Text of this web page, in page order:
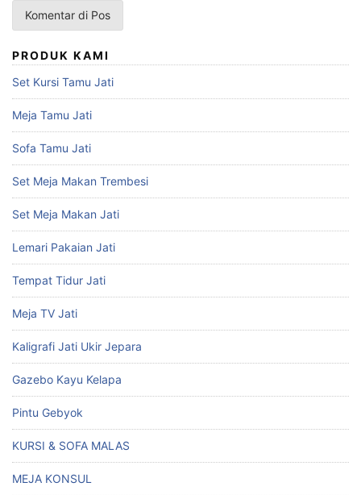
PRODUK KAMI
Set Kursi Tamu Jati
Meja Tamu Jati
Sofa Tamu Jati
Set Meja Makan Trembesi
Set Meja Makan Jati
Lemari Pakaian Jati
Tempat Tidur Jati
Meja TV Jati
Kaligrafi Jati Ukir Jepara
Gazebo Kayu Kelapa
Pintu Gebyok
KURSI & SOFA MALAS
MEJA KONSUL